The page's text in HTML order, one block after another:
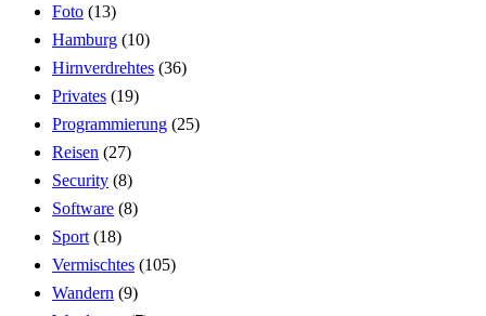
Foto (13)
Hamburg (10)
Hirnverdrehtes (36)
Privates (19)
Programmierung (25)
Reisen (27)
Security (8)
Software (8)
Sport (18)
Vermischtes (105)
Wandern (9)